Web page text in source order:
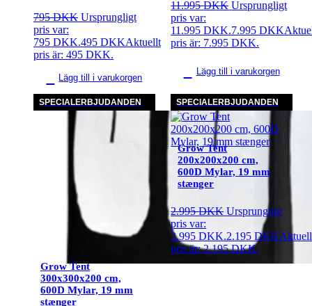
795DKK Ursprungligt
pris var:
795 DKK.495 DKKAktuellt
pris är: 495 DKK.
Lägg till i varukorgen
11.995DKK Ursprungligt
pris var:
11.995 DKK.7.995DKK
pris är: 7.995 DKK.
Lägg till i varukorgen
SPECIALERBJUDANDEN
Grow Tent
300x300x200 cm,
600D Mylar, 19 mm
stænger
SPECIALERBJUDANDEN
Grow Tent
200x200x200 cm,
600D Mylar, 19 mm
stænger
2.995DKK Ursprungligt
pris var:
2.995 DKK.2.195DKK
pris är: 2.195 DKK.